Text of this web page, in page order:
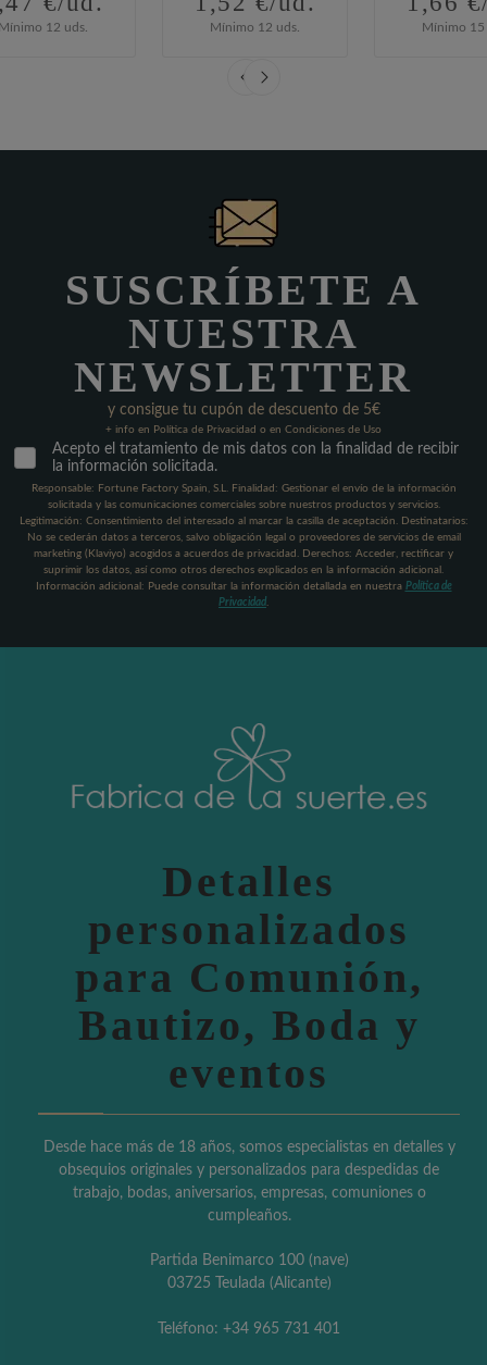
12 uds. Mínimo 12 uds. Mínimo 15
SUSCRÍBETE A
NUESTRA
NEWSLETTER
y consigue tu cupón de descuento de 5€
+ info en Política de Privacidad o en Condiciones de Uso
Acepto el tratamiento de mis datos con la finalidad de recibir
la información solicitada.
Responsable: Fortune Factory Spain, S.L. Finalidad: Gestionar el envío de la información
solicitada y las comunicaciones comerciales sobre nuestros productos y servicios.
Legitimación: Consentimiento del interesado al marcar la casilla de aceptación. Destinatarios:
No se cederán datos a terceros, salvo obligación legal o proveedores de servicios de email
marketing (Klaviyo) acogidos a acuerdos de privacidad. Derechos: Acceder, rectificar y
suprimir los datos, así como otros derechos explicados en la información adicional.
Información adicional: Puede consultar la información detallada en nuestra Política de
Privacidad
Detalles
personalizados
para Comunión,
Bautizo, Boda y
eventos
Desde hace más de 18 años, somos especialistas en detalles y
obsequios originales y personalizados para despedidas de
trabajo, bodas, aniversarios, empresas, comuniones o
cumpleaños.
Partida Benimarco 100 (nave)
03725 Teulada (Alicante)
Teléfono: +34 965 731 401